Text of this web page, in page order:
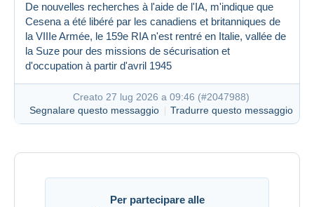
De nouvelles recherches à l'aide de l'IA, m'indique que
Cesena a été libéré par les canadiens et britanniques de
la VIIIe Armée, le 159e RIA n'est rentré en Italie, vallée de
la Suze pour des missions de sécurisation et
d'occupation à partir d'avril 1945
Creato 27 lug 2026 a 09:46 (#2047988)
Segnalare questo messaggio
Tradurre questo messaggio
Per partecipare alle